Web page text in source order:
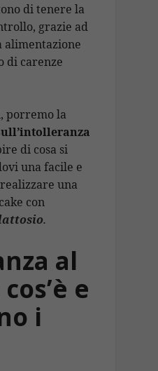
di tenere la
grazie ad
alimentazione
di carenze
porremo la
di cosa si
una facile e
una
con
.
al
e
i